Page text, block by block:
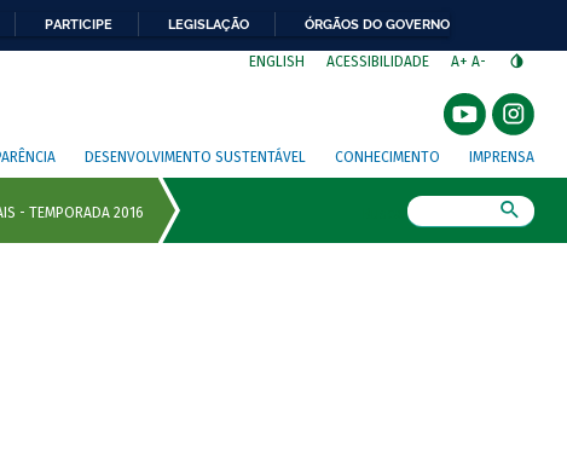
PARTICIPE LEGISLAÇÃO ÓRGÃOS DO GOVERNO
ENGLISH ACESSIBILIDADE A+ A-
DESENVOLVIMENTO SUSTENTÁVEL CONHECIMENTO IMPRENSA